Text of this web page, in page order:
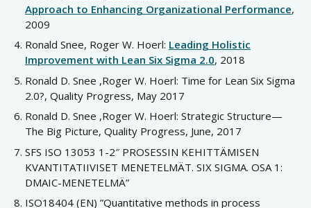
Approach to Enhancing Organizational Performance,
2009
Ronald Snee, Roger W. Hoerl: Leading Holistic
Improvement with Lean Six Sigma 2.0, 2018
Ronald D. Snee ,Roger W. Hoerl: Time for Lean Six Sigma
2.0?, Quality Progress, May 2017
Ronald D. Snee ,Roger W. Hoerl: Strategic Structure—
The Big Picture, Quality Progress, June, 2017
SFS ISO 13053 1-2″ PROSESSIN KEHITTÄMISEN
KVANTITATIIVISET MENETELMÄT. SIX SIGMA. OSA 1:
DMAIC-MENETELMÄ”
ISO18404 (EN) ”Quantitative methods in process